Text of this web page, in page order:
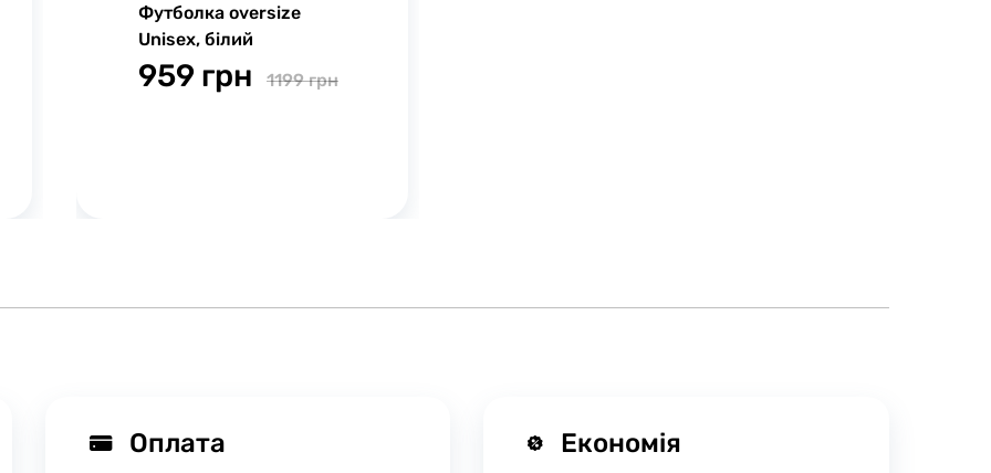
Футболка oversize
Unisex, білий
959 грн 1199 грн
Оплата Економія